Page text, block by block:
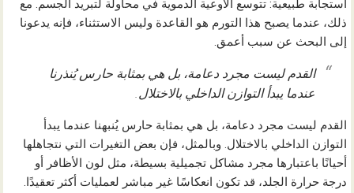
استجابة طبيعية: تتوسع الأوعية الدموية في محاولة لتبريد الجسم. مع
ذلك، عندما يصبح هذا التورم هو القاعدة وليس الاستثناء، فإنه يدعونا
إلى البحث عن سبب أعمق.
القدم ليست مجرد دعامة، بل هي بمثابة حارس يُنذرنا
عندما يبدأ التوازن الداخلي بالاختلال.
القدم ليست مجرد دعامة، بل هي بمثابة حارس يُنبهنا عندما يبدأ
التوازن الداخلي بالاختلال. وبالمثل، فإن بعض التغيرات التي نتجاهلها
أحيانًا باعتبارها مجرد مشاكل تجميلية بسيطة، مثل لون الأظافر أو
درجة حرارة الجلد، قد تكون انعكاسًا غير مباشر لعمليات أكثر تعقيدًا.